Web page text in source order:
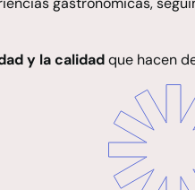
y la calidadque hacen